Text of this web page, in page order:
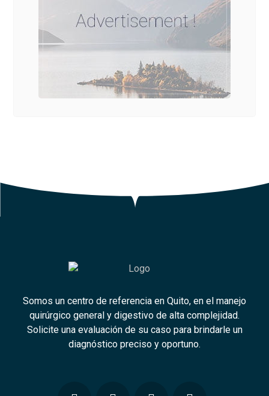
Somos un centro de referencia en Quito, en el manejo
quirúrgico general y digestivo de alta complejidad.
Solicite una evaluación de su caso para brindarle un
diagnóstico preciso y oportuno.